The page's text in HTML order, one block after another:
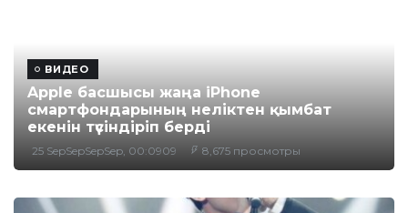
ВИДЕО
Apple басшысы жаңа iPhone
смартфондарының неліктен қымбат
екенін түсіндіріп берді
25 SepSepSepSep, 00:0909 8,675 просмотры